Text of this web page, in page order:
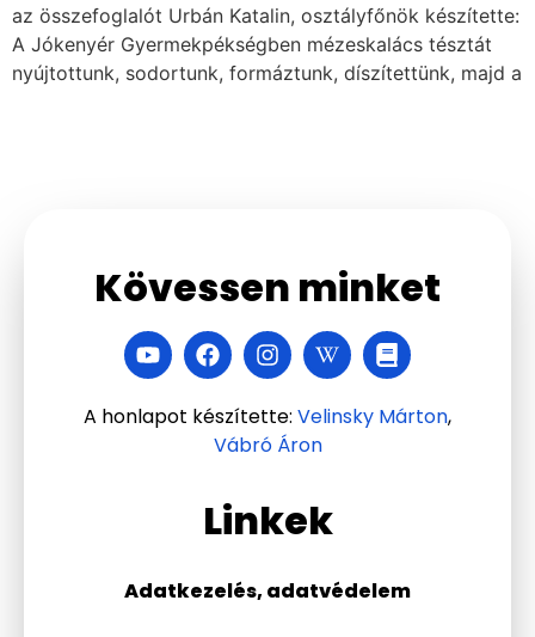
az összefoglalót Urbán Katalin, osztályfőnök készítette:
A Jókenyér Gyermekpékségben mézeskalács tésztát
nyújtottunk, sodortunk, formáztunk, díszítettünk, majd a
Linkek
Adatkezelés, adatvédelem
Kövessen minket
A honlapot készítette: Velinsky Márton,
Vábró Áron